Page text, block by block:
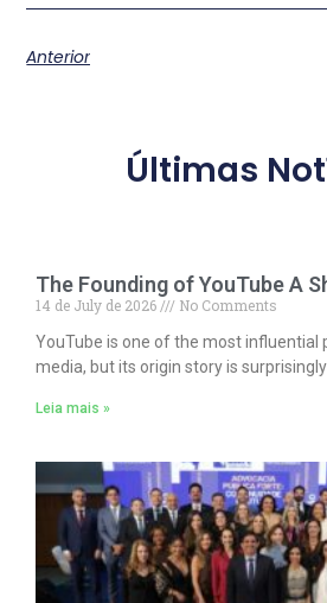
Anterior
Últimas
The Founding of YouTube A
14 de July de 2026
No Comments
YouTube is one of the most influential
media, but its origin story is
Leia mais »